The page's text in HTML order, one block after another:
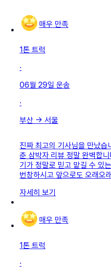
매우 만족
1톤 트럭
·
06월 29일 운송
·
부산 → 서울
진짜 최고의 기사님을 만났
춘 삼박자 리뷰 정말 완벽합
기가 정말로 믿고 맡길 수 있
번창하시고 앞으로도 오래오
자세히 보기
매우 만족
1톤 트럭
·